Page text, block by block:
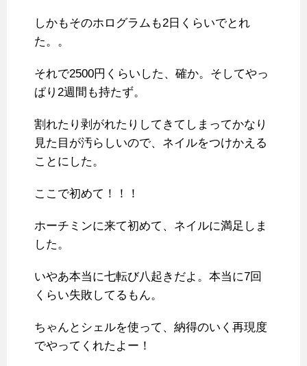
しかもそのホログラムも2日くらいでとれ
た。。
それで2500円くらいした、確か。そしてやっ
ぱり2週間も持たず。
割れたり剥がれたりしてきてしまってかなり
見た目が汚らしいので、ネイルをつけかえる
ことにした。
ここで初めて！！！
ホーチミンに来て初めて、ネイルに満足しま
した。
いやあ本当に七転び八起きだよ。本当に7回
くらい失敗してるもん。
ちゃんとシェルを使って、納得のいく再現度
でやってくれたよー！